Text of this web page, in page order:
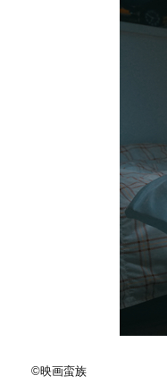
©️映画蛮族